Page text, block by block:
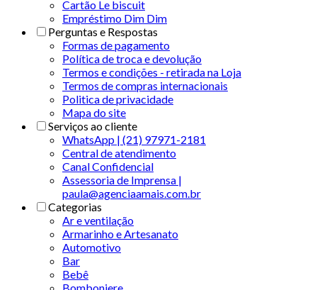
Cartão Le biscuit
Empréstimo Dim Dim
Perguntas e Respostas
Formas de pagamento
Política de troca e devolução
Termos e condições - retirada na Loja
Termos de compras internacionais
Politica de privacidade
Mapa do site
Serviços ao cliente
WhatsApp | (21) 97971-2181
Central de atendimento
Canal Confidencial
Assessoria de Imprensa |
paula@agenciaamais.com.br
Categorias
Ar e ventilação
Armarinho e Artesanato
Automotivo
Bar
Bebê